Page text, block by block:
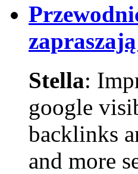
Stella:
google
backlinks
and more